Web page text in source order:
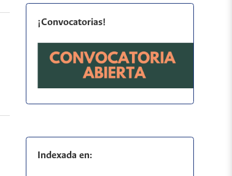
¡Convocatorias!
Indexada en: